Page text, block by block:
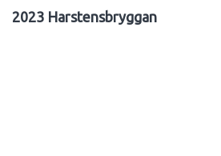
2023 Harstensbryggan